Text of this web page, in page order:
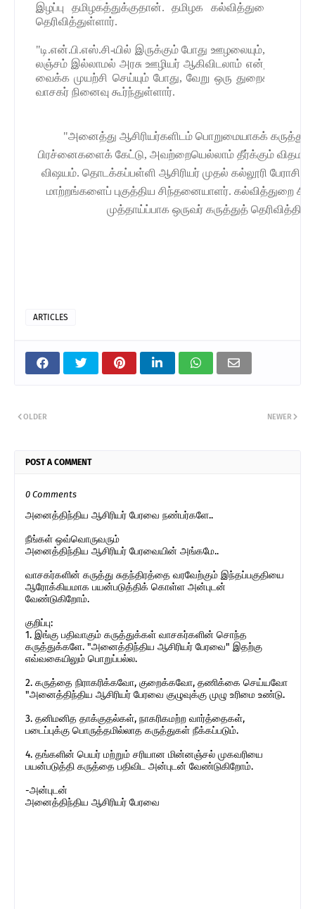
இழப்பு தமிழகத்துக்குதான். தமிழக கல்வித்துறைக்கே
தெரிவித்துள்ளார்.
"டி.என்.பி.எஸ்.சி-யில் இருக்கும் போது ஊழலையும், ஊழல்
லஞ்சம் இல்லாமல் அரசு ஊழியர் ஆகிவிடலாம் என்று வழி
வைக்க முயற்சி செய்யும் போது, வேறு ஒரு துறைக்குத்
வாசகர் நினைவு கூர்ந்துள்ளார்.
"அனைத்து ஆசிரியர்களிடம் பொறுமையாகக்
பிரச்னைகளைக் கேட்டு, அவற்றையெல்லாம் தீர்க்கும்
விஷயம். தொடக்கப்பள்ளி ஆசிரியர் முதல் கல்லூரி
மாற்றங்களைப் புகுத்திய சிந்தனையாளர். கல்வித்துறை
முத்தாய்ப்பாக ஒருவர் கருத்துத்
ARTICLES
NEWER
OLDER
POST A COMMENT
0 Comments
அனைத்திந்திய ஆசிரியர் பேரவை நண்பர்களே..
நீங்கள் ஒவ்வொருவரும்
அனைத்திந்திய ஆசிரியர் பேரவையின் அங்கமே..
வாசகர்களின் கருத்து சுதந்திரத்தை வரவேற்கும் இந்தப்பகுதியை
ஆரோக்கியமாக பயன்படுத்திக் கொள்ள அன்புடன்
வேண்டுகிறோம்.
குறிப்பு:
1. இங்கு பதிவாகும் கருத்துக்கள் வாசகர்களின் சொந்த
கருத்துக்களே. "அனைத்திந்திய ஆசிரியர் பேரவை" இதற்கு
எவ்வகையிலும் பொறுப்பல்ல.
2. கருத்தை நிராகரிக்கவோ, குறைக்கவோ, தணிக்கை செய்யவோ
"அனைத்திந்திய ஆசிரியர் பேரவை குழுவுக்கு முழு உரிமை உண்டு.
3. தனிமனித தாக்குதல்கள், நாகரிகமற்ற வார்த்தைகள்,
படைப்புக்கு பொருத்தமில்லாத கருத்துகள் நீக்கப்படும்.
4. தங்களின் பெயர் மற்றும் சரியான மின்னஞ்சல் முகவரியை
பயன்படுத்தி கருத்தை பதிவிட அன்புடன் வேண்டுகிறோம்.
-அன்புடன்
அனைத்திந்திய ஆசிரியர் பேரவை